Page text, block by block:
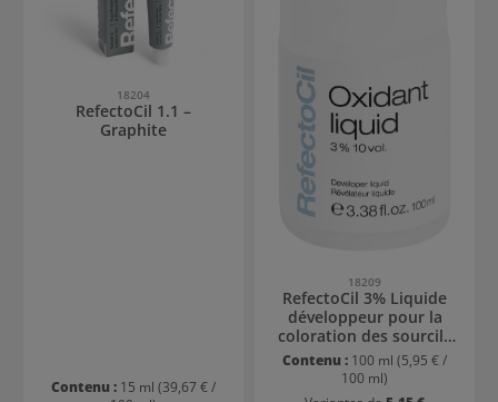
18204
RefectoCil 1.1 –
Graphite
Contenu : 15 ml (39,67 € /
18209
RefectoCil 3% Liquide
développeur pour la
coloration des sourcils
et des cils
Contenu : 100 ml (5,95 € /
100 ml)